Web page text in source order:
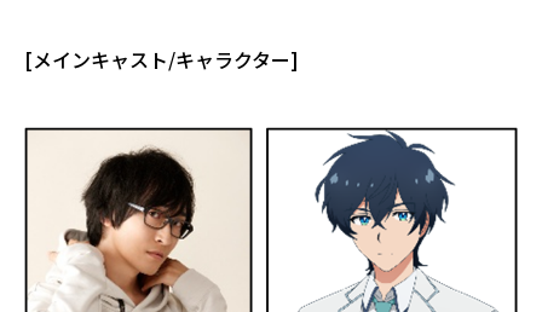
[メインキャスト/キャラクター]